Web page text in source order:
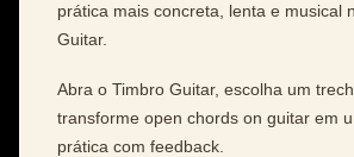
prática mais concreta, lenta e musical
Guitar.
Abra o Timbro Guitar, escolha um
transforme open chords on guitar em
prática com feedback.